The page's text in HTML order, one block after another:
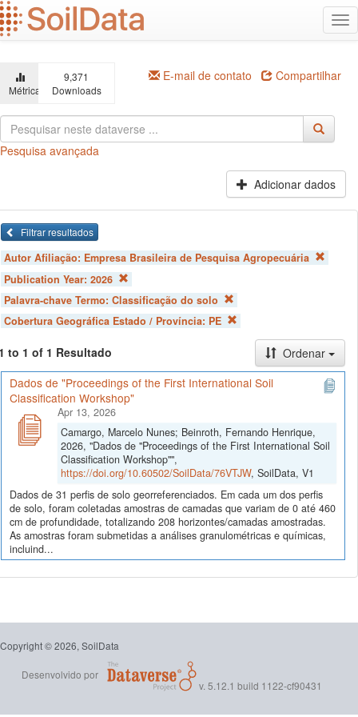
Ir
para
o
principal
Métricas
9,371
Downloads
E-mail de contato Compartilhar
Pesquisa avançada
Adicionar dados
Filtrar resultados
Autor Afiliação: Empresa Brasileira de Pesquisa Agropecuária
Publication Year: 2026
Palavra-chave Termo: Classificação do solo
Cobertura Geográfica Estado / Província: PE
to 1 of 1 Resultado
Ordenar
Dados de "Proceedings of the First International Soil
Classification Workshop"
Apr 13, 2026
Camargo, Marcelo Nunes; Beinroth, Fernando Henrique,
2026, "Dados de "Proceedings of the First International Soil
Classification Workshop"",
https://doi.org/10.60502/SoilData/76VTJW, SoilData, V1
Dados de 31 perfis de solo georreferenciados. Em cada um dos perfis
de solo, foram coletadas amostras de camadas que variam de 0 até 460
cm de profundidade, totalizando 208 horizontes/camadas amostradas.
As amostras foram submetidas a análises granulométricas e químicas,
incluind...
Copyright © 2026, SoilData
Desenvolvido por
v. 5.12.1 build 1122-cf90431